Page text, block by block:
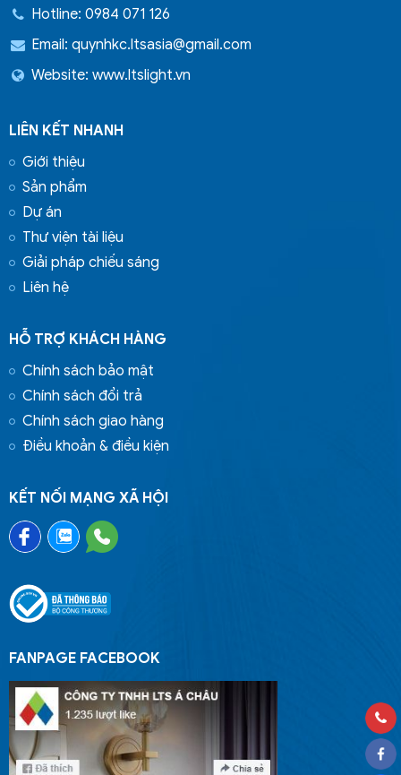
Hotline: 0984 071 126
Email: quynhkc.ltsasia@gmail.com
Website: www.ltslight.vn
LIÊN KẾT NHANH
Giới thiệu
Sản phẩm
Dự án
Thư viện tài liệu
Giải pháp chiếu sáng
Liên hệ
HỖ TRỢ KHÁCH HÀNG
Chính sách bảo mật
Chính sách đổi trả
Chính sách giao hàng
Điều khoản & điều kiện
KẾT NỐI MẠNG XÃ HỘI
FANPAGE FACEBOOK